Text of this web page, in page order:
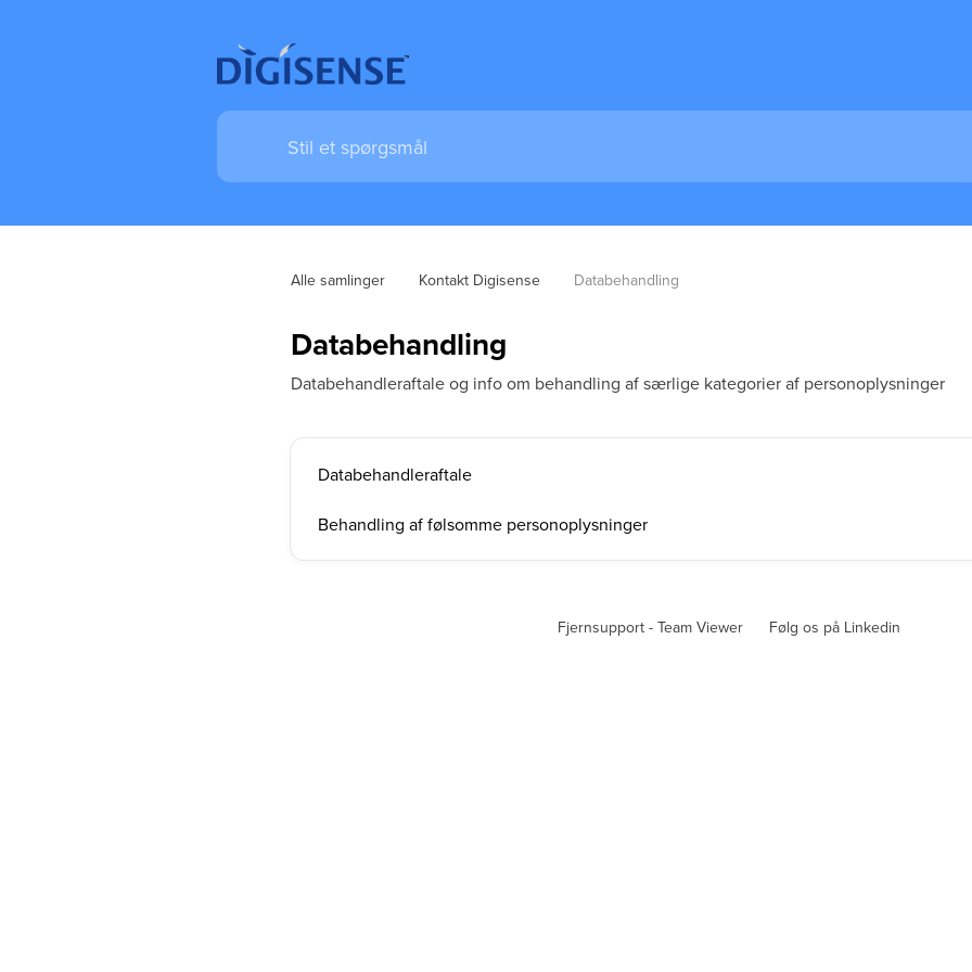
Alle samlinger Kontakt Digisense Databehandling
Databehandling
Databehandleraftale og info om behandling af særlige kategorier af personoplysninger
Databehandleraftale
Behandling af følsomme personoplysninger
Fjernsupport - Team Viewer Følg os på Linkedin